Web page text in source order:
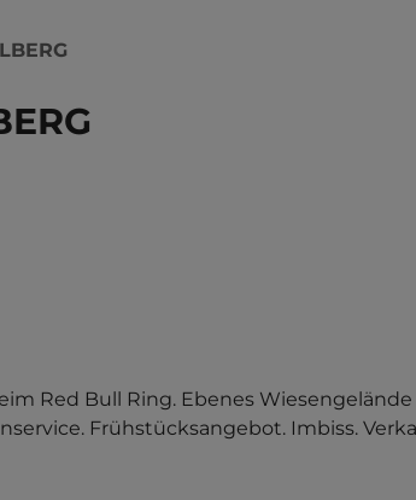
Red Bull Ring. Ebenes
Frühstücksangebot. Imbiss.